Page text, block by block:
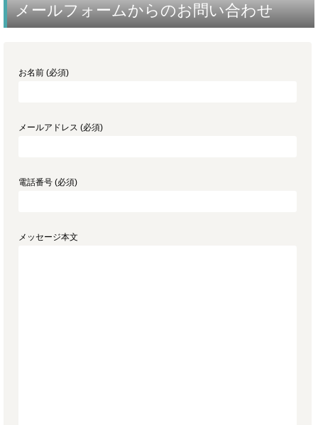
メールフォームからのお問い合わせ
お名前 (必須)
メールアドレス (必須)
電話番号 (必須)
メッセージ本文